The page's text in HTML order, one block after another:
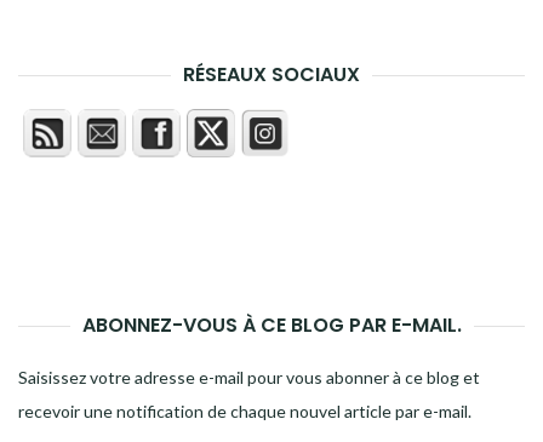
RÉSEAUX SOCIAUX
ABONNEZ-VOUS À CE BLOG PAR E-MAIL.
Saisissez votre adresse e-mail pour vous abonner à ce blog et
recevoir une notification de chaque nouvel article par e-mail.